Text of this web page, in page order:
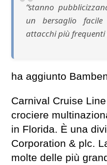
“stanno
un bersaglio
attacchi più frequenti
ha aggiunto
Carnival Cruise
crociere
in Florida. È una
Corporation & plc.
molte delle più